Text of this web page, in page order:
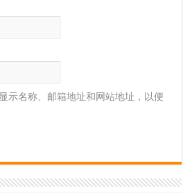
示名称、邮箱地址和网站地址，以便